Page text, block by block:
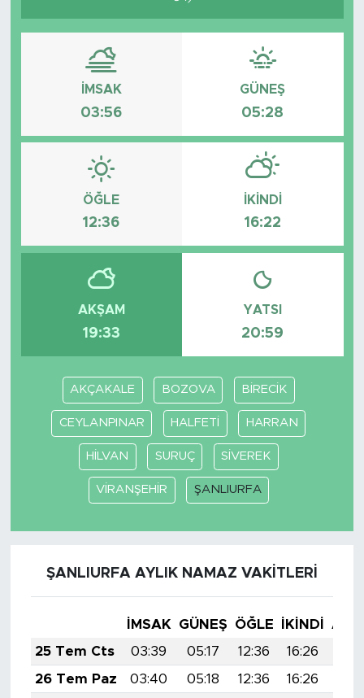
İMSAK
03:56
GÜNEŞ
05:28
ÖĞLE
12:36
İKINDI
16:22
AKŞAM
19:33
YATSI
20:59
AKÇAKALE BOZOVA BİRECİK
CEYLANPINAR HALFETİ HARRAN
HİLVAN SURUÇ SİVEREK
VİRANŞEHİR ŞANLIURFA
ŞANLIURFA AYLIK NAMAZ VAKITLERI
İMSAK GÜNEŞ ÖĞLE İKINDI
25 Tem Cts
03:39 05:17 12:36 16:26
26 Tem Paz
03:40 05:18 12:36 16:26